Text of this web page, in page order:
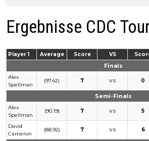
Ergebnisse CDC
Player 1 Average Score VS
Finals
Alex
Spellman
(97.42) 7 VS 0
Semi-Finals
Alex
Spellman
(90.19) 7 VS 5
David
Cameron
(88.92) 7 VS 6